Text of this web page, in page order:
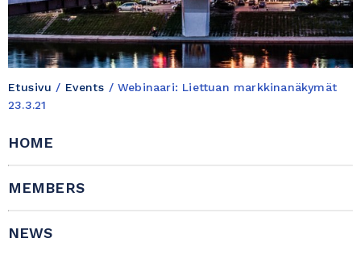
Etusivu / Events / Webinaari: Liettuan markkinanäkymät
23.3.21
HOME
MEMBERS
NEWS